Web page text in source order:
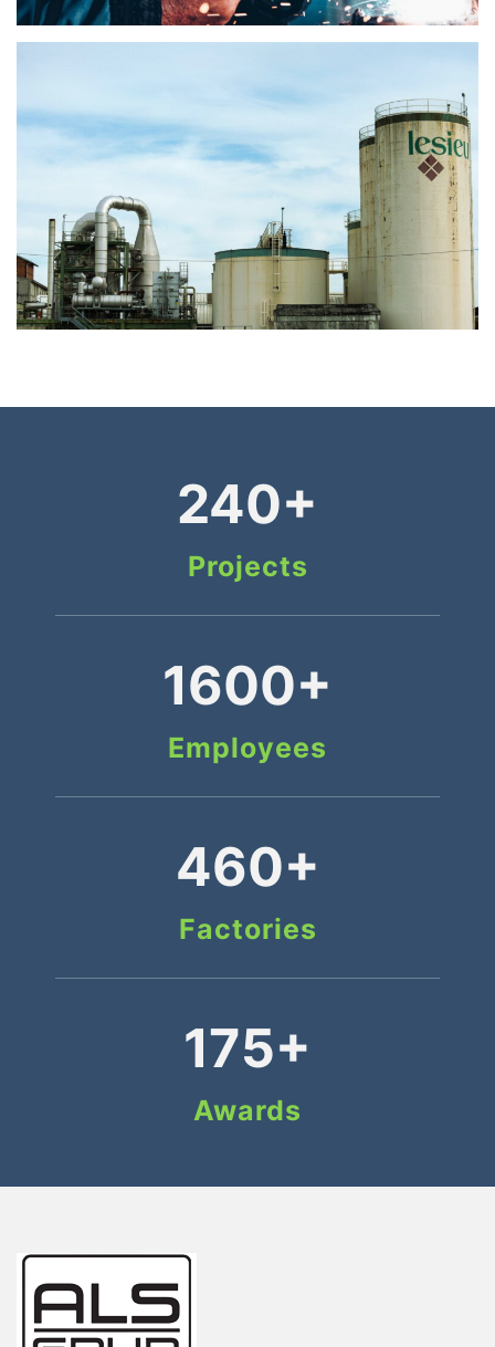
240+
Projects
1600+
Employees
460+
Factories
175+
Awards